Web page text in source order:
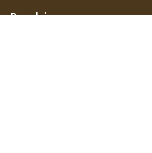
Populair